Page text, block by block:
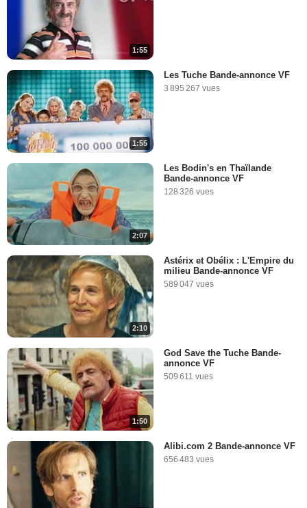
1:55
1:55
Les Tuche Bande-annonce VF
3 895 267 vues
2:07
Les Bodin's en Thaïlande
Bande-annonce VF
128 326 vues
2:10
Astérix et Obélix : L'Empire du
milieu Bande-annonce VF
589 047 vues
1:50
God Save the Tuche Bande-
annonce VF
509 611 vues
Alibi.com 2 Bande-annonce VF
656 483 vues